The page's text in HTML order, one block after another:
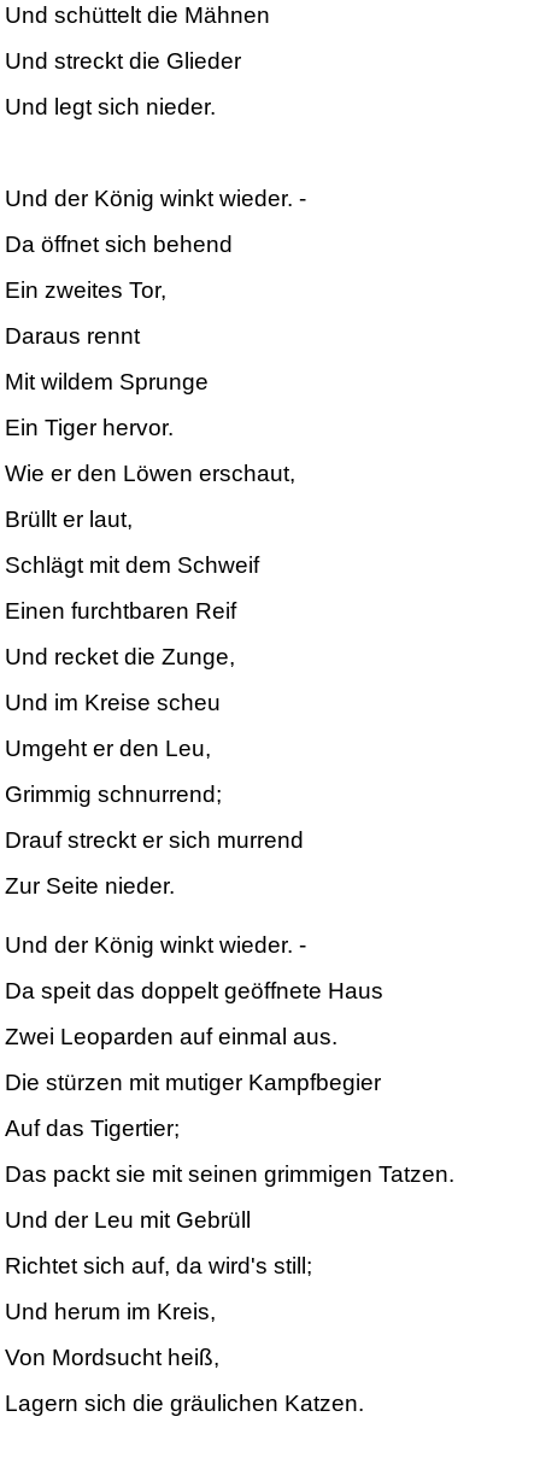
Und schüttelt die Mähnen
Und streckt die Glieder
Und legt sich nieder.
Und der König winkt wieder. -
Da öffnet sich behend
Ein zweites Tor,
Daraus rennt
Mit wildem Sprunge
Ein Tiger hervor.
Wie er den Löwen erschaut,
Brüllt er laut,
Schlägt mit dem Schweif
Einen furchtbaren Reif
Und recket die Zunge,
Und im Kreise scheu
Umgeht er den Leu,
Grimmig schnurrend;
Drauf streckt er sich murrend
Zur Seite nieder.
Und der König winkt wieder. -
Da speit das doppelt geöffnete Haus
Zwei Leoparden auf einmal aus.
Die stürzen mit mutiger Kampfbegier
Auf das Tigertier;
Das packt sie mit seinen grimmigen Tatzen.
Und der Leu mit Gebrüll
Richtet sich auf, da wird's still;
Und herum im Kreis,
Von Mordsucht heiß,
Lagern sich die gräulichen Katzen.